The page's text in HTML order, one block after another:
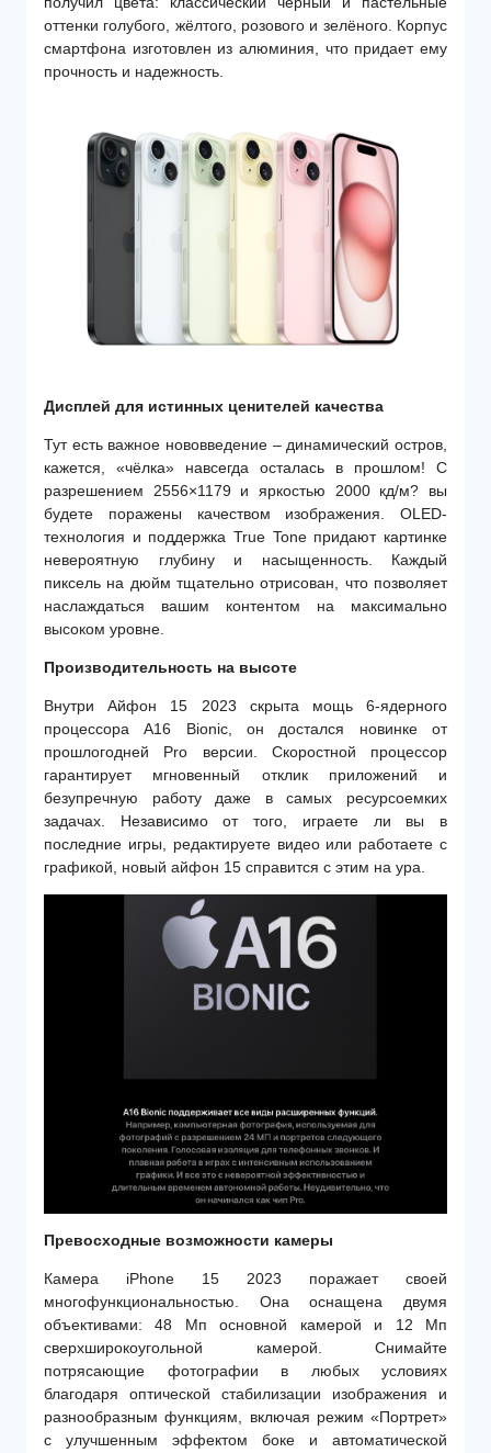
оттенки голубого, жёлтого, розового и зелёного. Корпус
смартфона изготовлен из алюминия, что придает ему
прочность и надежность.
Дисплей для истинных ценителей качества
Тут есть важное нововведение – динамический остров,
кажется, «чёлка» навсегда осталась в прошлом! С
разрешением 2556×1179 и яркостью 2000 кд/м? вы
будете поражены качеством изображения. OLED-
технология и поддержка True Tone придают картинке
невероятную глубину и насыщенность. Каждый
пиксель на дюйм тщательно отрисован, что позволяет
наслаждаться вашим контентом на максимально
высоком уровне.
Производительность на высоте
Внутри Айфон 15 2023 скрыта мощь 6-ядерного
процессора A16 Bionic, он достался новинке от
прошлогодней Pro версии. Скоростной процессор
гарантирует мгновенный отклик приложений и
безупречную работу даже в самых ресурсоемких
задачах. Независимо от того, играете ли вы в
последние игры, редактируете видео или работаете с
графикой, новый айфон 15 справится с этим на ура.
Превосходные возможности камеры
Камера iPhone 15 2023 поражает своей
многофункциональностью. Она оснащена двумя
объективами: 48 Мп основной камерой и 12 Мп
сверхширокоугольной камерой. Снимайте
потрясающие фотографии в любых условиях
благодаря оптической стабилизации изображения и
разнообразным функциям, включая режим «Портрет»
с улучшенным эффектом боке и автоматической